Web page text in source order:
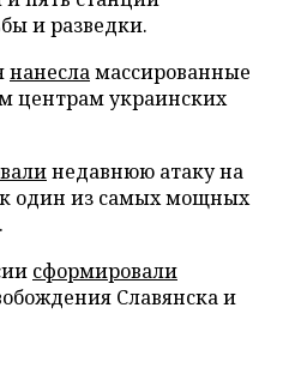
и разведки.
нанесламассированные
центрам украинских
недавнюю атаку на
один из самых мощных
сформировали
Славянска и